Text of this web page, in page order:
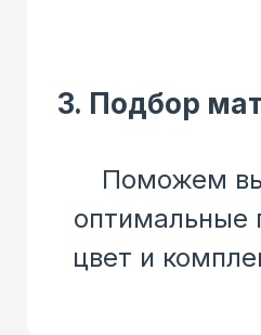
Поможем
оптимальные
цвет и
3. Подбор